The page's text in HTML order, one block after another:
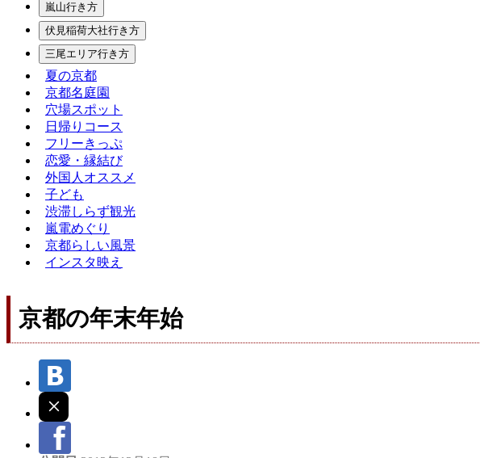
嵐山行き方
伏見稲荷大社行き方
三尾エリア行き方
夏の京都
京都名庭園
穴場スポット
日帰りコース
フリーきっぷ
恋愛・縁結び
外国人オススメ
子ども
渋滞しらず観光
嵐電めぐり
京都らしい風景
インスタ映え
京都の年末年始